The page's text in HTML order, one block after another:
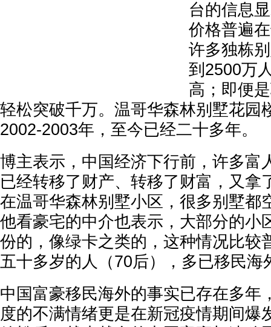
台的信息
价格普遍
许多独栋
到2500万
高；即便
轻松突破千万。温哥华森林别墅花园
2002-2003年，至今已经二十多年。
博主表示，中国经济下行前，许多富
已经转移了财产、转移了财富，又拿
在温哥华森林别墅小区，很多别墅都
他看豪宅的中介也表示，大部分的小
份的，像绿卡之类的，这种情况比较
五十多岁的人（70后），多已移民海
中国富豪移民海外的事实已存在多年
度的不满情绪更是在新冠疫情期间爆